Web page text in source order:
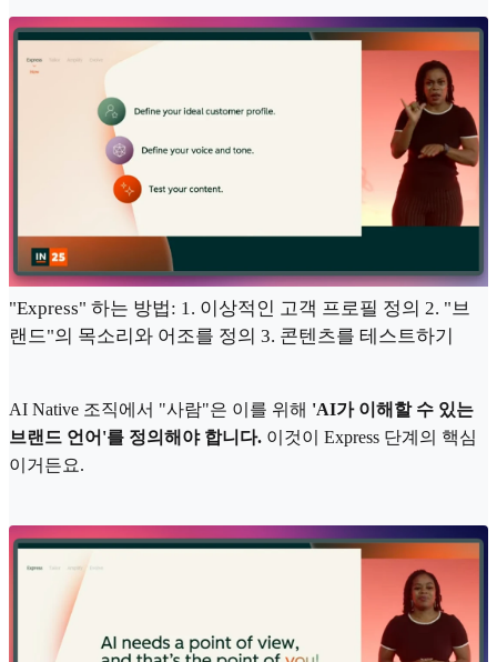
"Express" 하는 방법: 1. 이상적인 고객 프로필 정의 2. "브
랜드"의 목소리와 어조를 정의 3. 콘텐츠를 테스트하기
AI Native 조직에서 "사람"은 이를 위해 'AI가 이해할 수 있는
브랜드 언어'를 정의해야 합니다. 이것이 Express 단계의 핵심
이거든요.